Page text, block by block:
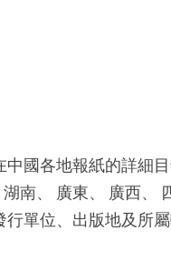
國各地報紙的詳細
南、 廣東、 廣西、
單位、出版地及所